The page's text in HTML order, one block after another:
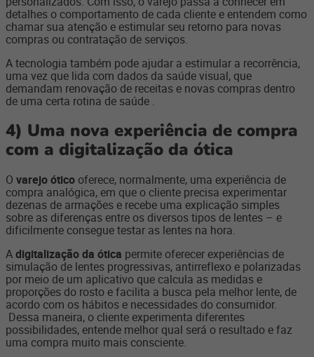
detalhes o comportamento de cada cliente e entendem como
chamar sua atenção e estimular seu retorno para novas
compras ou contratação de serviços.
A tecnologia também pode ajudar a estimular a recorrência,
uma vez que lida com dados da saúde visual, que
demandam renovação de receitas e novas compras dentro
de uma certa rotina de saúde .
4) Uma nova experiência de compra
com a digitalização da ótica
O varejo ótico oferece, normalmente, uma experiência de
compra analógica, em que o cliente precisa experimentar
dezenas de armações e recebe uma explicação simples
sobre as diferenças entre os diversos tipos de lentes – e
dificilmente consegue testar as lentes na hora.
Adigitalização da ótica permite oferecer experiências de
simulação de lentes progressivas, antirreflexo e polarizadas
por meio de um aplicativo que calcula as medidas e
proporções do rosto e facilita a busca pela melhor lente, de
acordo com os hábitos e necessidades do consumidor.
Dessa maneira, o cliente experimenta diferentes
possibilidades, entende melhor qual será o resultado e faz
uma compra muito mais consciente.